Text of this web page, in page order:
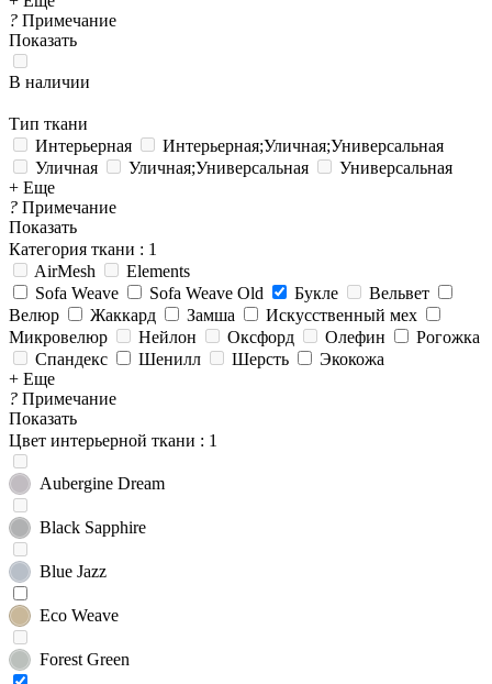
? Примечание
Показать
В наличии
Тип ткани
Интерьерная
Интерьерная;Уличная;Универсальная
Уличная
Уличная;Универсальная
Универсальная
+ Еще
? Примечание
Показать
Категория ткани : 1
AirMesh
Elements
Sofa Weave
Sofa Weave Old Букле
Вельвет
Велюр
Жаккард Замша
Искусственный мех
Микровелюр
Нейлон Оксфорд Олефин
Рогожка
Спандекс
Шенилл Шерсть
Экокожа
+ Еще
? Примечание
Показать
Цвет интерьерной ткани : 1
Aubergine Dream
Black Sapphire
Blue Jazz
Eco Weave
Forest Green